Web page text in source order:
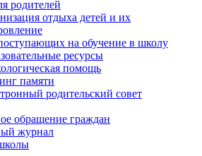
родителей
отдыха детей и их
на обучение в школу
ресурсы
помощь
памяти
родительский совет
обращение граждан
журнал